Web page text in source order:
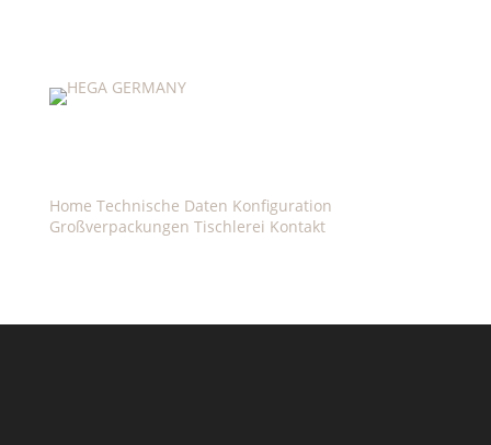
Home Technische Daten Konfiguration
Großverpackungen Tischlerei Kontakt